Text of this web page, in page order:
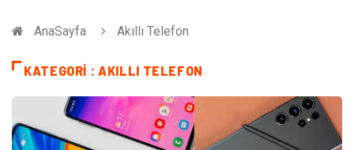
AnaSayfa Akıllı Telefon
KATEGORI : AKILLI TELEFON